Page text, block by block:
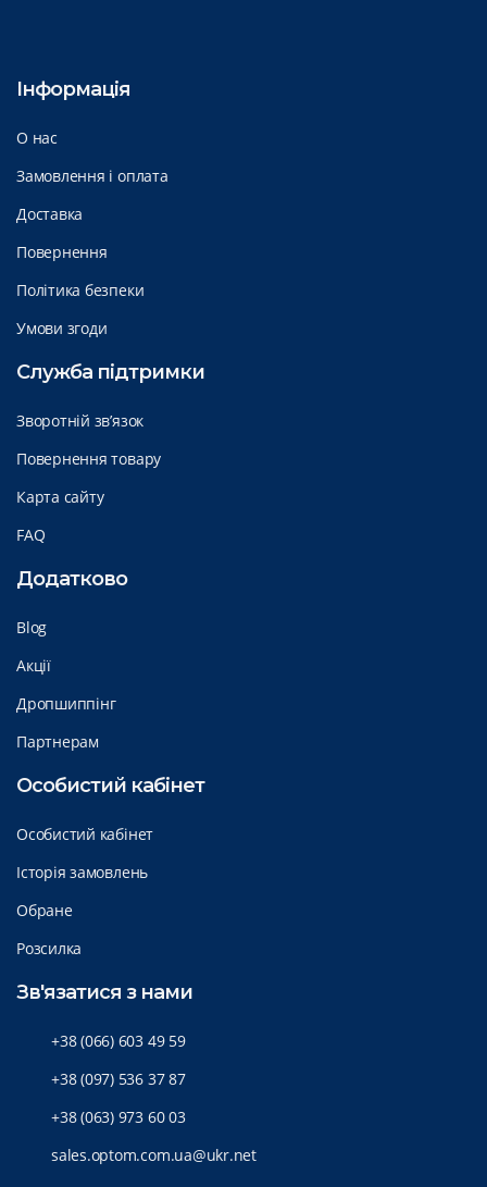
Інформація
О нас
Замовлення і оплата
Доставка
Повернення
Політика безпеки
Умови згоди
Служба підтримки
Зворотній зв’язок
Повернення товару
Карта сайту
FAQ
Додатково
Blog
Акції
Дропшиппінг
Партнерам
Особистий кабінет
Особистий кабінет
Історія замовлень
Обране
Розсилка
Зв'язатися з нами
+38 (066) 603 49 59
+38 (097) 536 37 87
+38 (063) 973 60 03
sales.optom.com.ua@ukr.net